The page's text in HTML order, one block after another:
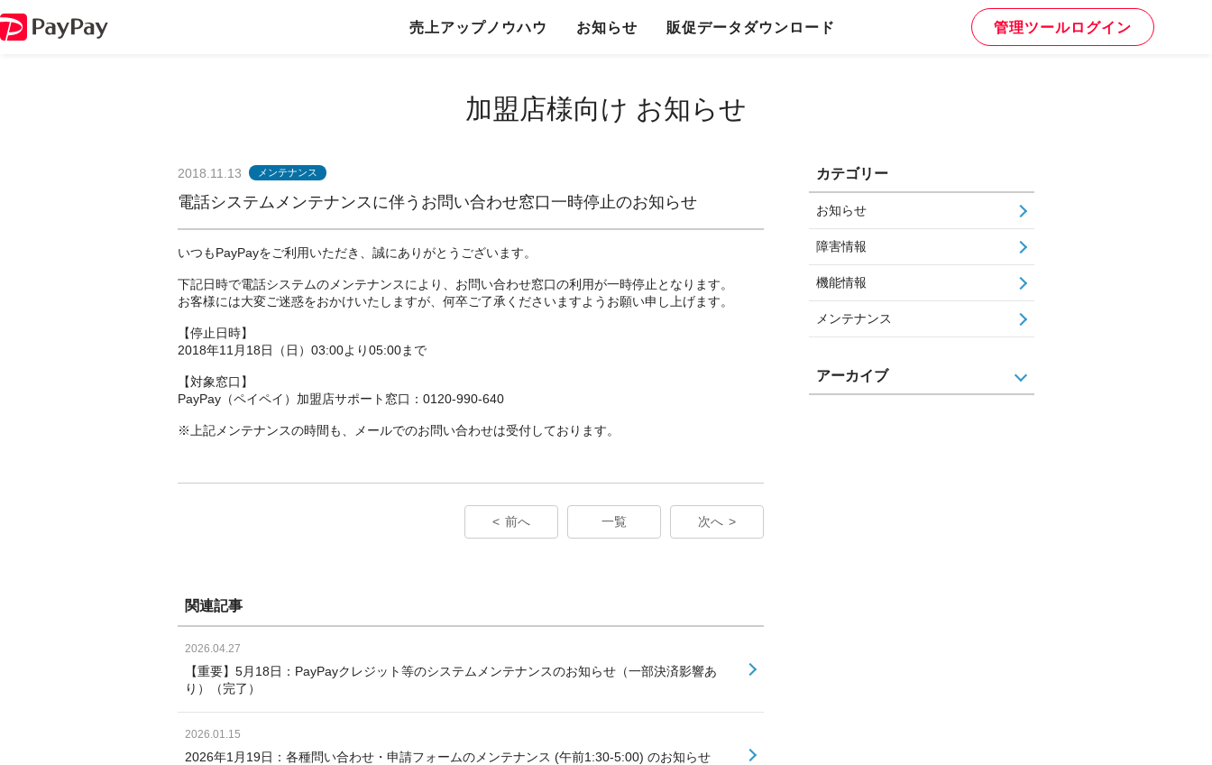
売上アップノウハウ お知らせ 販促データダウンロード 管理ツールログイン
加盟店様向け お知らせ
2018.11.13 メンテナンス
電話システムメンテナンスに伴うお問い合わせ窓口一時停止のお知らせ
いつもPayPayをご利用いただき、誠にありがとうございます。
下記日時で電話システムのメンテナンスにより、お問い合わせ窓口の利用が一時停止となります。
お客様には大変ご迷惑をおかけいたしますが、何卒ご了承くださいますようお願い申し上げます。
【停止日時】
2018年11月18日（日）03:00より05:00まで
【対象窓口】
PayPay（ペイペイ）加盟店サポート窓口：0120-990-640
※上記メンテナンスの時間も、メールでのお問い合わせは受付しております。
前へ 一覧 次へ
関連記事
2026.04.27
【重要】5月18日：PayPayクレジット等のシステムメンテナンスのお知らせ（一部決済影響あ
り）（完了）
2026.01.15
2026年1月19日：各種問い合わせ・申請フォームのメンテナンス (午前1:30-5:00) のお知らせ
カテゴリー
お知らせ
障害情報
機能情報
メンテナンス
アーカイブ